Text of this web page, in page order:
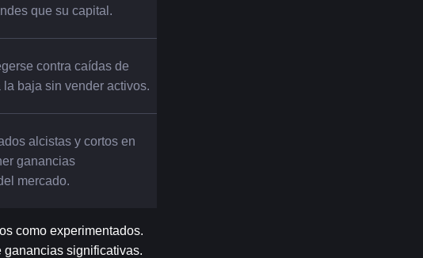
que su capital.
contra caídas de
baja sin vender activos.
alcistas y cortos en
ganancias
mercado.
como experimentados.
ganancias significativas.